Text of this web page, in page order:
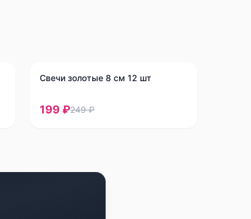
-20%
Свечи золотые 8 см 12 шт
199 ₽249 ₽